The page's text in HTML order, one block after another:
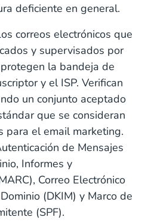
deficiente en general.
correos electrónicos que
y supervisados por
la bandeja de
y el ISP. Verifican
un conjunto aceptado
que se consideran
para el email marketing.
de Mensajes
Informes y
Correo Electrónico
(DKIM) y Marco de
(SPF).